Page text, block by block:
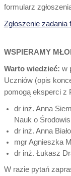
formularz
Zgłoszenie zadania
WSPIERAMY
Warto wiedzieć: w
Uczniów (opis
pomogą eksperci z
dr inż. Anna
Nauk o
dr inż. Anna
mgr Agnieszka
dr inż. Łukasz
W razie pytań